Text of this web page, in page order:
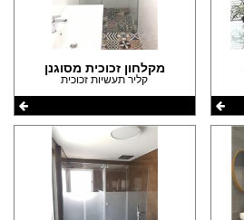
מקלחון זכוכית מסוגנן
קליר תעשיות זכוכית